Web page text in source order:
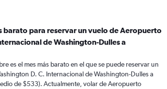
barato para reservar un vuelo de Aeropuerto
de Washington-Dulles a
es el mes más barato en el que se puede reservar un
D. C. Internacional de Washington-Dulles a
de $533). Actualmente, volar de Aeropuerto